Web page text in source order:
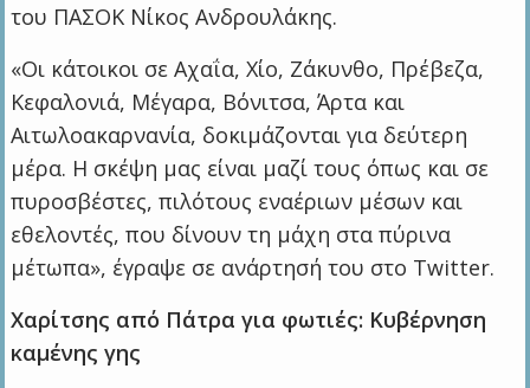
του ΠΑΣΟΚ Νίκος Ανδρουλάκης.
«Οι κάτοικοι σε Αχαΐα, Χίο, Ζάκυνθο, Πρέβεζα,
Κεφαλονιά, Μέγαρα, Βόνιτσα, Άρτα και
Αιτωλοακαρνανία, δοκιμάζονται για δεύτερη
μέρα. Η σκέψη μας είναι μαζί τους όπως και σε
πυροσβέστες, πιλότους εναέριων μέσων και
εθελοντές, που δίνουν τη μάχη στα πύρινα
μέτωπα», έγραψε σε ανάρτησή του στο Twitter.
Χαρίτσης από Πάτρα για φωτιές: Κυβέρνηση
καμένης γης